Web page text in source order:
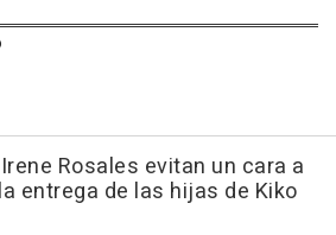
Rosales evitan un cara a
entrega de las hijas de Kiko